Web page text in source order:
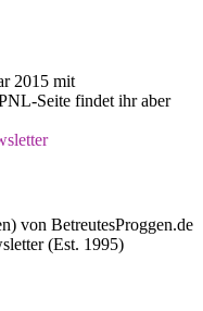
2015 mit
Seite findet ihr aber
von BetreutesProggen.de
(Est. 1995)